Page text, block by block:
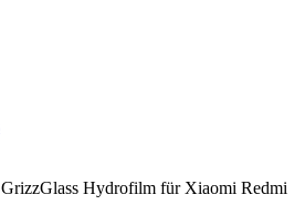
Hydrofilm für Xiaomi Redmi